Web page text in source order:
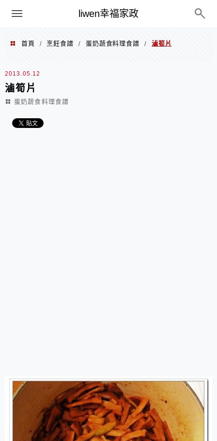
liwen幸福家政
menu
首頁 / 烹飪食譜 / 蛋奶蔬食料理食譜 / 滷筍片
2013.05.12
滷筍片
蛋奶蔬食料理食譜